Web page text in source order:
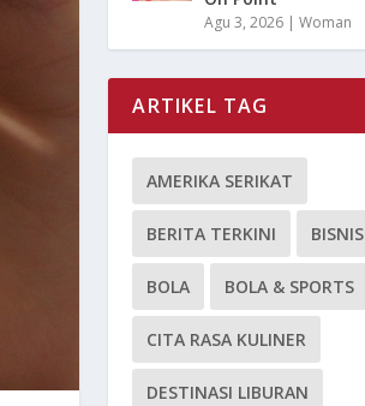
Agu 3, 2026 |Woman
ARTIKEL TAG
AMERIKA SERIKAT
BERITA TERKINI BISNIS
BOLA BOLA & SPORTS
CITA RASA KULINER
DESTINASI LIBURAN